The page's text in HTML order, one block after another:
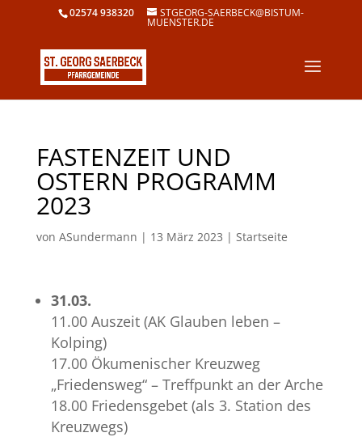
02574 938320 STGEORG-SAERBECK@BISTUM-
MUENSTER.DE
FASTENZEIT UND
OSTERN PROGRAMM
2023
von ASundermann | 13 März 2023 | Startseite
31.03.
11.00 Auszeit (AK Glauben leben –
Kolping)
17.00 Ökumenischer Kreuzweg
„Friedensweg“ – Treffpunkt an der Arche
18.00 Friedensgebet (als 3. Station des
Kreuzwegs)